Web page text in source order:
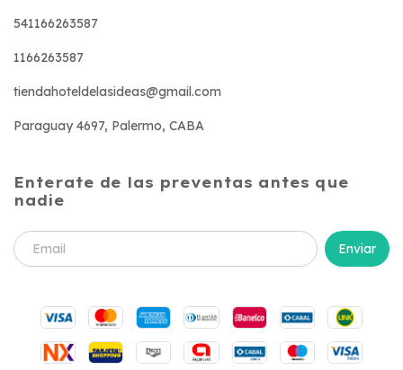
541166263587
1166263587
tiendahoteldelasideas@gmail.com
Paraguay 4697, Palermo, CABA
Enterate de las preventas antes que
nadie